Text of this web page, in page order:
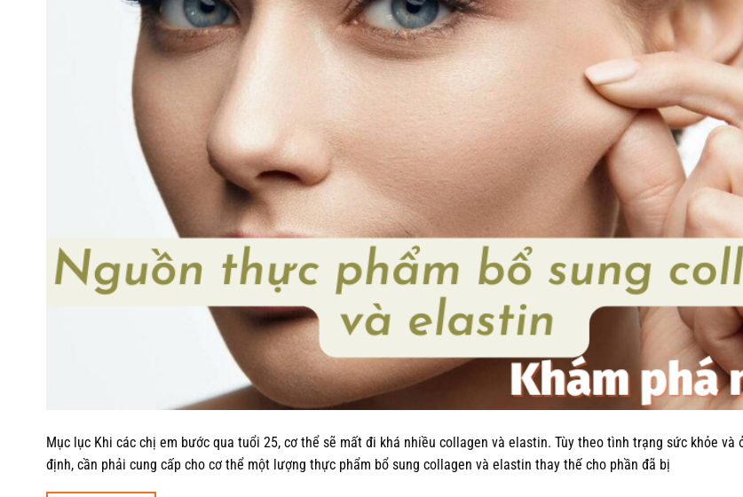
Mục lục Khi các chị em bước qua tuổi 25, cơ thể sẽ mất đi khá nhiều collagen và elastin. Tùy theo tình trạng sức khỏe và
định, cần phải cung cấp cho cơ thể một lượng thực phẩm bổ sung collagen và elastin thay thế cho phần đã bị